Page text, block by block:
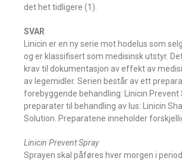
det het tidligere (1).
SVAR
Linicin er en ny serie mot hodelus som
og er klassifisert som medisinsk utstyr.
krav til dokumentasjon av effekt av
av legemidler. Serien består av ett
forebyggende behandling: Linicin Prevent
preparater til behandling av lus: Linicin
Solution. Preparatene inneholder
Linicin Prevent Spray
Sprayen skal påføres hver morgen i